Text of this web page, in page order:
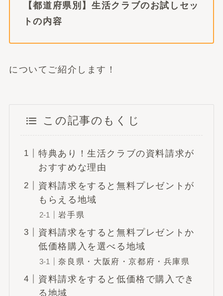
【都道府県別】生活クラブのお試しセッ
トの内容
についてご紹介します！
この記事のもくじ
特典あり！生活クラブの資料請求が
おすすめな理由
資料請求をすると無料プレゼントが
もらえる地域
岩手県
資料請求をすると無料プレゼントか
低価格購入を選べる地域
奈良県・大阪府・京都府・兵庫県
資料請求をすると低価格で購入でき
る地域